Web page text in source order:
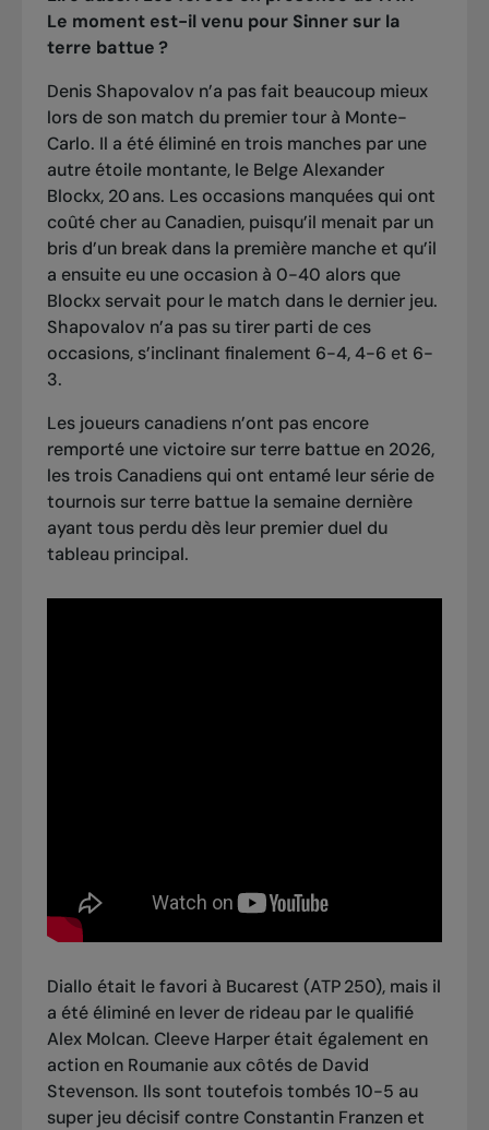
Le moment est-il venu pour Sinner sur la
terre battue ?
Denis Shapovalov n’a pas fait beaucoup mieux
lors de son match du premier tour à Monte-
Carlo. Il a été éliminé en trois manches par une
autre étoile montante, le Belge Alexander
Blockx, 20 ans. Les occasions manquées qui ont
coûté cher au Canadien, puisqu’il menait par un
bris d’un break dans la première manche et qu’il
a ensuite eu une occasion à 0-40 alors que
Blockx servait pour le match dans le dernier jeu.
Shapovalov n’a pas su tirer parti de ces
occasions, s’inclinant finalement 6-4, 4-6 et 6-
3.
Les joueurs canadiens n’ont pas encore
remporté une victoire sur terre battue en 2026,
les trois Canadiens qui ont entamé leur série de
tournois sur terre battue la semaine dernière
ayant tous perdu dès leur premier duel du
tableau principal.
Diallo était le favori à Bucarest (ATP 250), mais il
a été éliminé en lever de rideau par le qualifié
Alex Molcan. Cleeve Harper était également en
action en Roumanie aux côtés de David
Stevenson. Ils sont toutefois tombés 10-5 au
super jeu décisif contre Constantin Franzen et